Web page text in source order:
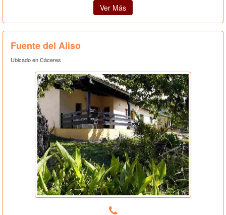
Ver Más
Fuente del Aliso
Ubicado en Cáceres